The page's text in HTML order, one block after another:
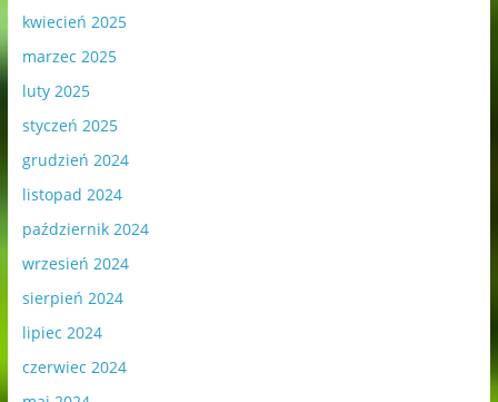
kwiecień 2025
marzec 2025
luty 2025
styczeń 2025
grudzień 2024
listopad 2024
październik 2024
wrzesień 2024
sierpień 2024
lipiec 2024
czerwiec 2024